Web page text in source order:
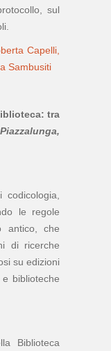
sul
Capelli,
Sambusiti
tra
codicologia,
le regole
antico, che
di ricerche
su edizioni
biblioteche
Biblioteca